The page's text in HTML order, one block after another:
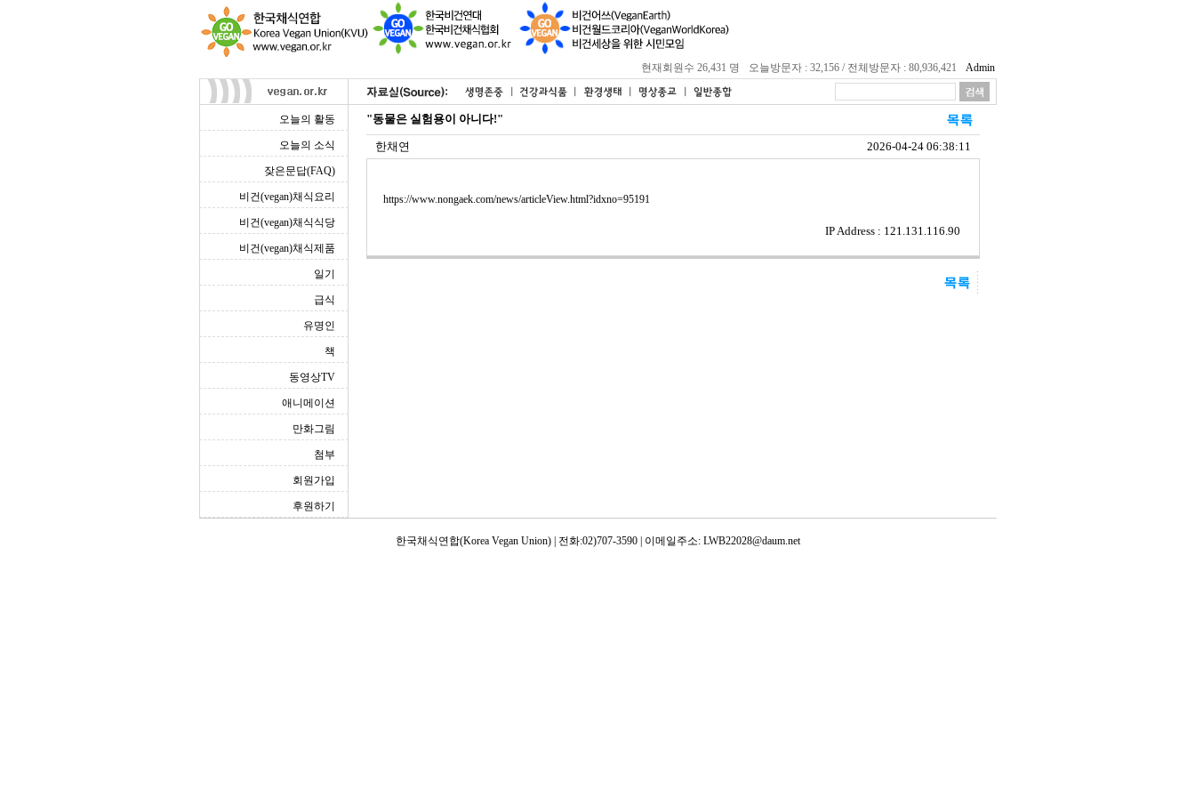
현재회원수 26,431 명 오늘방문자 : 32,156 / 전체방문자 : 80,936,421 Admin
오늘의 활동
오늘의 소식
잦은문답(FAQ)
비건(vegan)채식요리
비건(vegan)채식식당
비건(vegan)채식제품
일기
급식
유명인
책
동영상TV
애니메이션
만화그림
첨부
회원가입
후원하기
"동물은 실험용이 아니다!"
한채연 2026-04-24 06:38:11
https://www.nongaek.com/news/articleView.html?idxno=95191
IP Address : 121.131.116.90
한국채식연합(Korea Vegan Union) | 전화:02)707-3590 | 이메일주소: LWB22028@daum.net